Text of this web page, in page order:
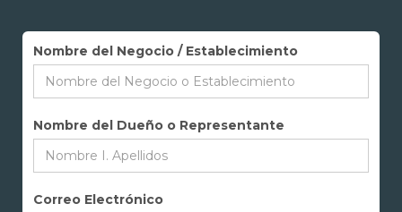
Nombre del Negocio / Establecimiento
Nombre del Dueño o Representante
Correo Electrónico